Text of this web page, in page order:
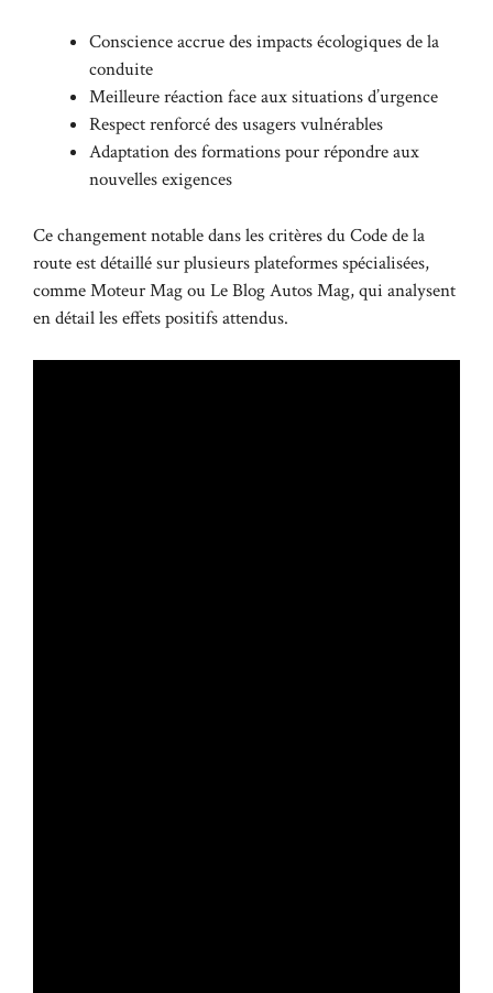
Conscience accrue des impacts écologiques de la
conduite
Meilleure réaction face aux situations d’urgence
Respect renforcé des usagers vulnérables
Adaptation des formations pour répondre aux
nouvelles exigences
Ce changement notable dans les critères du Code de la
route est détaillé sur plusieurs plateformes spécialisées,
commeMoteur MagouLe Blog Autos Mag, qui analysent
en détail les effets positifs attendus.